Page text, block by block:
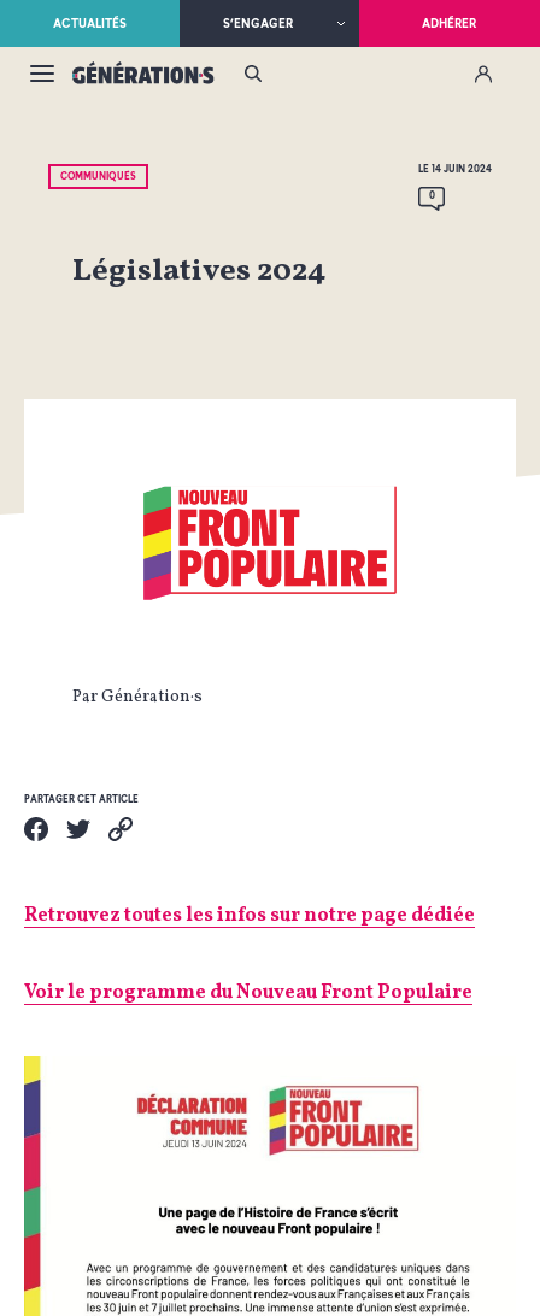
ACTUALITÉS S’ENGAGER ADHÉRER
COMMUNIQUÉS
LE 14 JUIN 2024
0
Législatives 2024
Par Génération·s
PARTAGER CET ARTICLE
Retrouvez toutes les infos sur notre page dédiée
Voir le programme du Nouveau Front Populaire